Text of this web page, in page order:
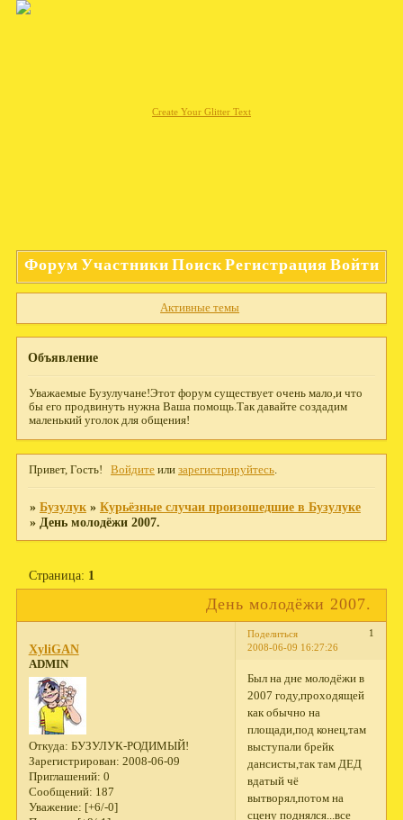
Create Your Glitter Text
Форум Участники ПоискРегистрация Войти
Активные темы
Объявление
Уважаемые Бузулучане!Этот форум существует очень мало,и что
бы его продвинуть нужна Ваша помощь.Так давайте создадим
маленький уголок для общения!
Привет, Гость! Войдите илизарегистрируйтесь
» Бузулук » Курьёзные случаи произошедшие в Бузулуке
» День молодёжи 2007.
День молодёжи 2007.
Страница: 1
Поделиться
1
2008-06-09 16:27:26
XyliGAN
ADMIN
Откуда: БУЗУЛУК-РОДИМЫЙ!
Зарегистрирован: 2008-06-09
Приглашений: 0
Сообщений: 187
Уважение: [+6/-0]
Был на дне молодёжи в
2007 году,проходящей
как обычно на
площади,под конец,там
выступали брейк
дансисты,так там ДЕД
вдатый чё
вытворял,потом на
сцену поднялся...все